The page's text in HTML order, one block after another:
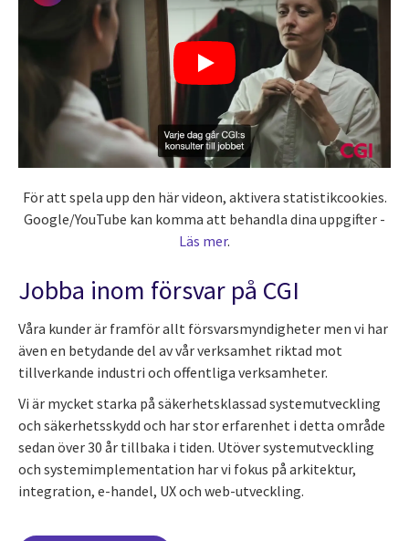
Jobba inom försvar på CGI
Våra kunder är framför allt försvarsmyndigheter men vi har
även en betydande del av vår verksamhet riktad mot
tillverkande industri och offentliga verksamheter.
Vi är mycket starka på säkerhetsklassad systemutveckling
och säkerhetsskydd och har stor erfarenhet i detta område
sedan över 30 år tillbaka i tiden. Utöver systemutveckling
och systemimplementation har vi fokus på arkitektur,
integration, e-handel, UX och web-utveckling.
För att spela upp den här videon, aktivera statistikcookies.
Google/YouTube kan komma att behandla dina uppgifter -
Läs mer.